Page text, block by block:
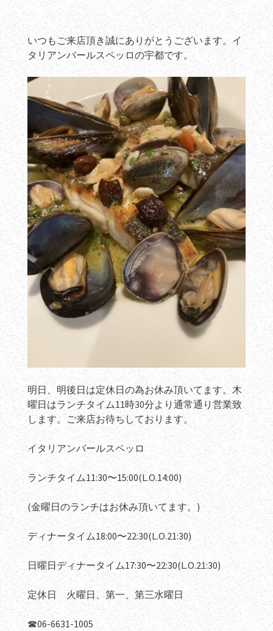
いつもご来店頂き誠にありがとうございます。イ
タリアンバールスペッロの宇都です。
明日、明後日は定休日の為お休み頂いてます。木
曜日はランチタイム11時30分より通常通り営業致
します。ご来店お待ちしております。
イタリアンバールスペッロ
ランチタイム11:30〜15:00(L.O.14:00)
(金曜日のランチはお休み頂いてます。)
ディナータイム18:00〜22:30(L.O.21:30)
日曜日ディナータイム17:30〜22:30(L.O.21:30)
定休日 火曜日、第一、第三水曜日
☎︎06-6631-1005